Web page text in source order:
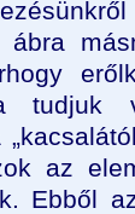
az
Ebből